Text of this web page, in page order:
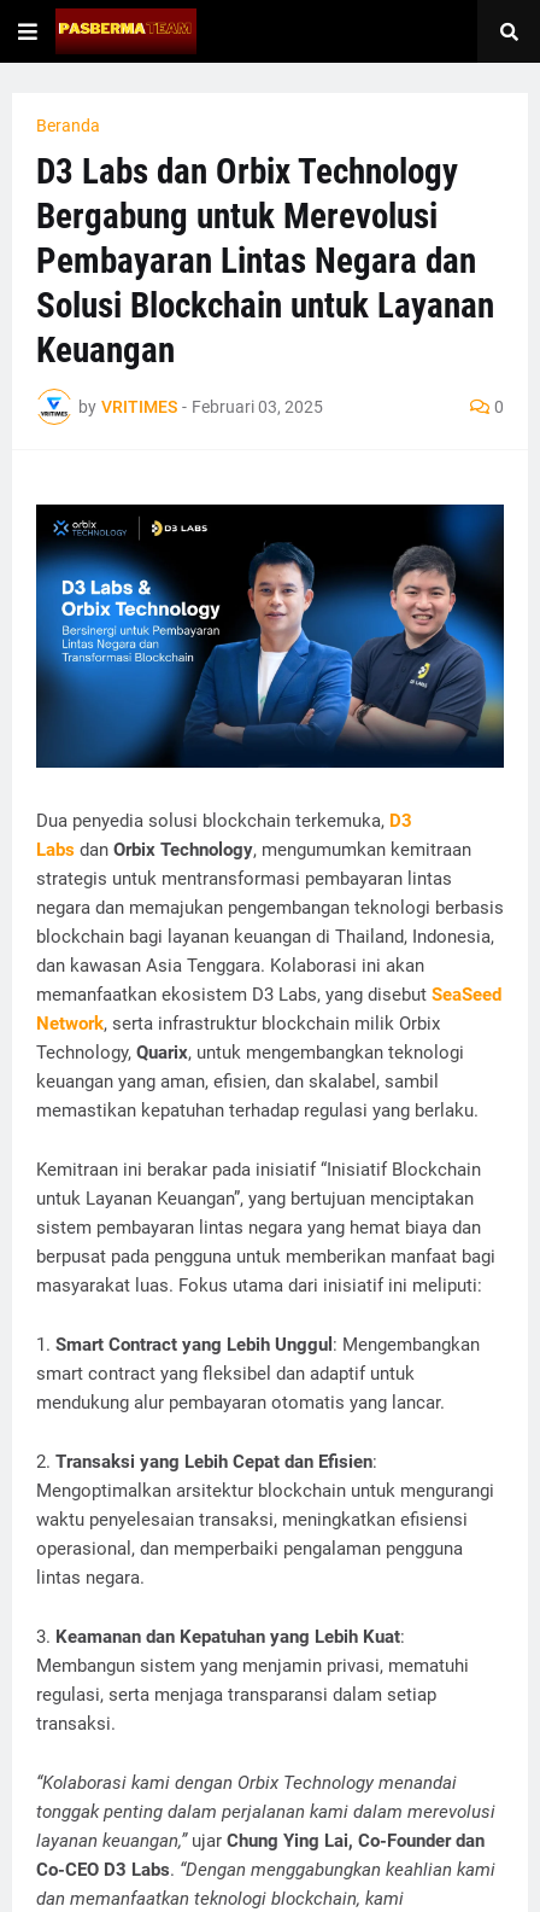
Beranda
D3 Labs dan Orbix Technology
Bergabung untuk Merevolusi
Pembayaran Lintas Negara dan
Solusi Blockchain untuk Layanan
Keuangan
by VRITIMES - Februari 03, 2025 0
Dua penyedia solusi blockchain terkemuka, D3
Labs dan Orbix Technology, mengumumkan kemitraan
strategis untuk mentransformasi pembayaran lintas
negara dan memajukan pengembangan teknologi berbasis
blockchain bagi layanan keuangan di Thailand, Indonesia,
dan kawasan Asia Tenggara. Kolaborasi ini akan
memanfaatkan ekosistem D3 Labs, yang disebut SeaSeed
Network, serta infrastruktur blockchain milik Orbix
Technology, Quarix, untuk mengembangkan teknologi
keuangan yang aman, efisien, dan skalabel, sambil
memastikan kepatuhan terhadap regulasi yang berlaku.
Kemitraan ini berakar pada inisiatif “Inisiatif Blockchain
untuk Layanan Keuangan”, yang bertujuan menciptakan
sistem pembayaran lintas negara yang hemat biaya dan
berpusat pada pengguna untuk memberikan manfaat bagi
masyarakat luas. Fokus utama dari inisiatif ini meliputi:
1. Smart Contract yang Lebih Unggul : Mengembangkan
smart contract yang fleksibel dan adaptif untuk
mendukung alur pembayaran otomatis yang lancar.
2. Transaksi yang Lebih Cepat dan Efisien:
Mengoptimalkan arsitektur blockchain untuk mengurangi
waktu penyelesaian transaksi, meningkatkan efisiensi
operasional, dan memperbaiki pengalaman pengguna
lintas negara.
3. Keamanan dan Kepatuhan yang Lebih Kuat:
Membangun sistem yang menjamin privasi, mematuhi
regulasi, serta menjaga transparansi dalam setiap
transaksi.
“Kolaborasi kami dengan Orbix Technology menandai
tonggak penting dalam perjalanan kami dalam merevolusi
layanan keuangan,”ujar Chung Ying Lai, Co-Founder dan
Co-CEO D3 Labs. “Dengan menggabungkan keahlian kami
dan memanfaatkan teknologi blockchain, kami